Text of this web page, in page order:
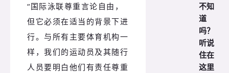
“国际泳联尊重言论自由，
但它必须在适当的背景下进
行。 与所有主要体育机构一
样，我们的运动员及其随行
人员要明白他们有责任尊重
不知
道
吗？
听说
住在
这里